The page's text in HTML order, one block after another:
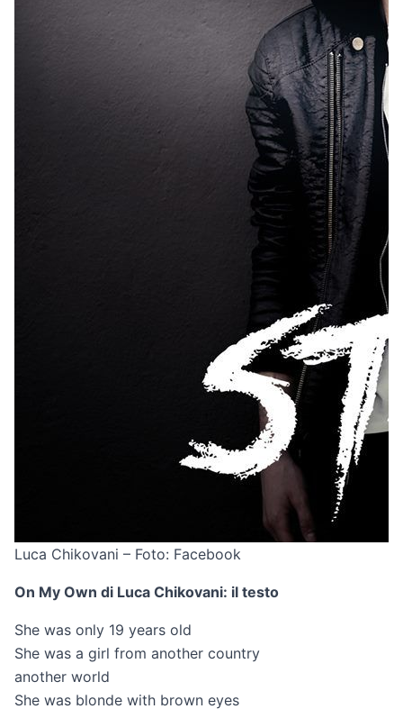
Luca Chikovani – Foto: Facebook
On My Own di Luca Chikovani: il testo
She was only 19 years old
She was a girl from another country
another world
She was blonde with brown eyes